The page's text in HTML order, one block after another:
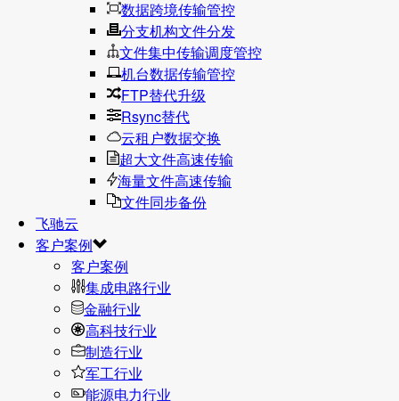
数据跨境传输管控
分支机构文件分发
文件集中传输调度管控
机台数据传输管控
FTP替代升级
Rsync替代
云租户数据交换
超大文件高速传输
海量文件高速传输
文件同步备份
飞驰云
客户案例
客户案例
集成电路行业
金融行业
高科技行业
制造行业
军工行业
能源电力行业